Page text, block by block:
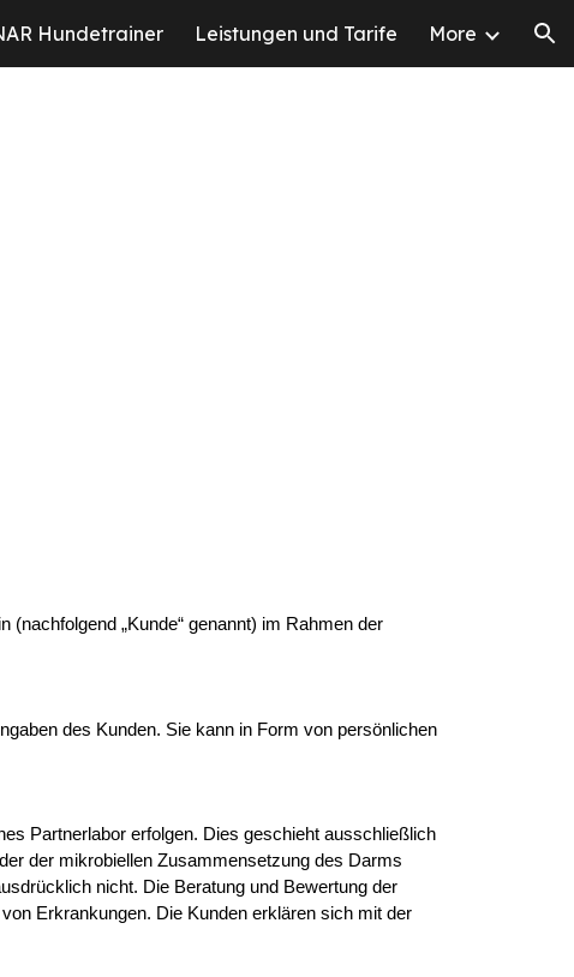
Hundetrainer Leistungen und Tarife More
„Kunde“ genannt) im Rahmen der
des Kunden. Sie kann in Form von persönlichen
Partnerlabor erfolgen. Dies geschieht ausschließlich
der mikrobiellen Zusammensetzung des Darms
nicht. Die Beratung und Bewertung der
Erkrankungen. Die Kunden erklären sich mit der